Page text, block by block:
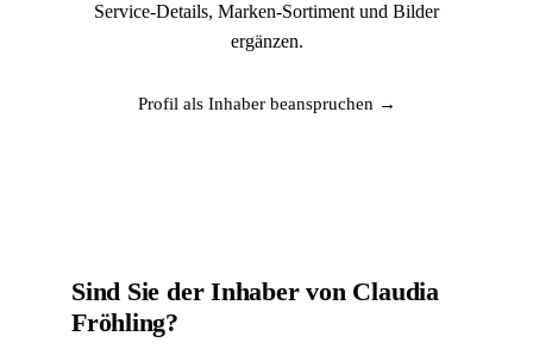
Service-Details, Marken-Sortiment und Bilder
ergänzen.
Profil als Inhaber beanspruchen →
Sind Sie der Inhaber von Claudia
Fröhling?